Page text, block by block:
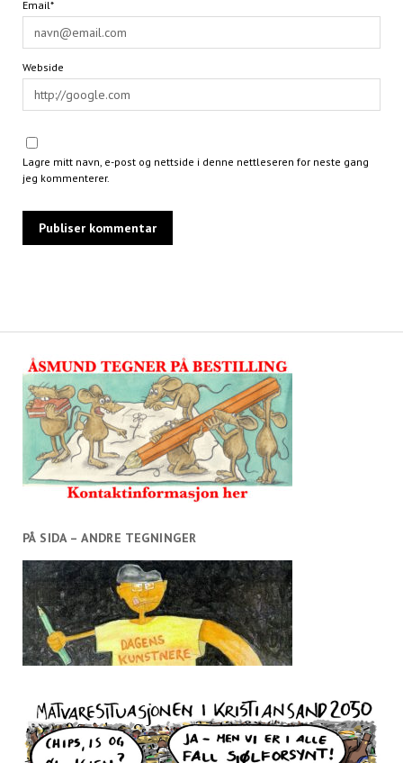
PÅ SIDA – ANDRE TEGNINGER
Email*
Webside
Lagre mitt navn, e-post og nettside i denne nettleseren for neste gang
jeg kommenterer.